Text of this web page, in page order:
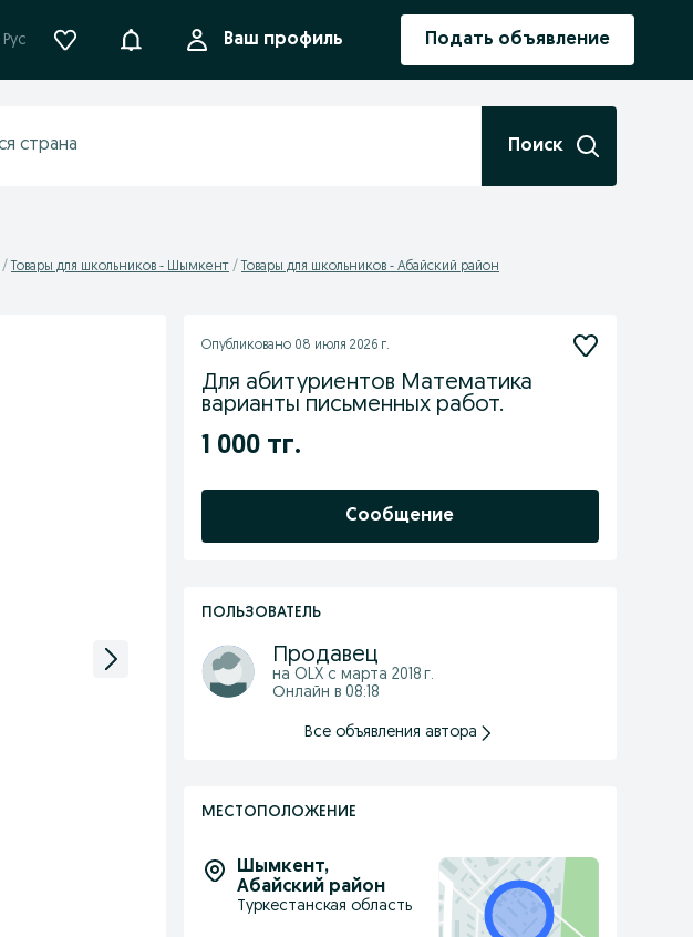
Рус УведомленияВаш профиль Подать объявление
Поиск
Товары для школьников - Шымкент Товары для школьников - Абайский район
Опубликовано 08 июля 2026 г.
Для абитуриентов Математика
варианты письменных работ.
1 000 тг.
Сообщение
ПОЛЬЗОВАТЕЛЬ
Продавец
на OLX с марта 2018 г.
Онлайн в 08:18
Все объявления автора
МЕСТОПОЛОЖЕНИЕ
Шымкент,
Абайский район
Туркестанская область